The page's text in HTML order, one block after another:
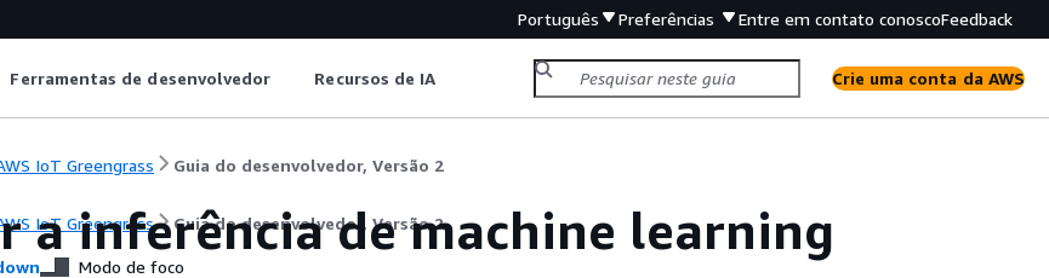
Português Preferências Entre em contato conoscoFeedback
Ferramentas de desenvolvedor Recursos de IA Crie uma conta da AWS
IoT Greengrass Guia do desenvolvedor, Versão 2
IoT Greengrass Guia do desenvolvedor, Versão 2
a inferência de machine learning
Modo de foco